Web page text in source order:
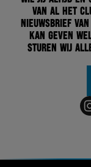
van al het
nieuwsbrief
kan geven
sturen wij